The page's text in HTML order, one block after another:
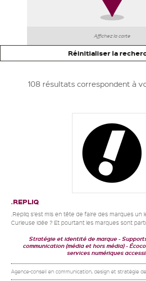
Affichez la carte
Réinitialiser la
108 résultats correspondent à
.REPLIQ
.Repliq s’est mis en tête de faire des marques un
Curieuse idée ? Et pourtant les marques sont
Stratégie et identité de marque
communication (média et hors média)
services numériques
Agence-conseil en communication, design et stratégie